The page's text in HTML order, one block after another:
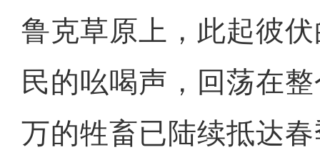
鲁克草原上，此起彼
民的吆喝声，回荡在
万的牲畜已陆续抵达